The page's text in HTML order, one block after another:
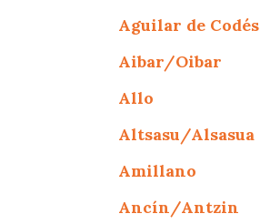
Aguilar de Codés
Aibar/Oibar
Allo
Altsasu/Alsasua
Amillano
Ancín/Antzin